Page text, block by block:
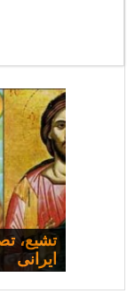
تشیع،
ایرانی
چرا همه
مسیحی